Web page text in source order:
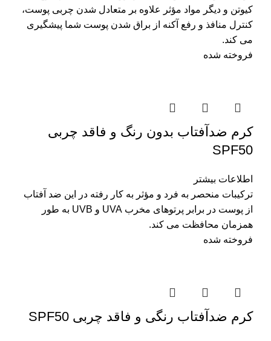
کیوتن و دیگر مواد مؤثر علاوه بر متعادل شدن چربی پوست،
کنترل منافذ و رفع آکنه از براق شدن پوست شما پیشگیری
می کند.
فروخته شده
کرم ضدآفتاب بدون رنگ و فاقد چربی
SPF50
اطلاعات بیشتر
ترکیبات منحصر به فرد و مؤثر به کار رفته در این ضد آفتاب
از پوست در برابر پرتوهای مخرب UVA و UVB به طور
همزمان محافظت می کند.
فروخته شده
کرم ضدآفتاب رنگی و فاقد چربی SPF50